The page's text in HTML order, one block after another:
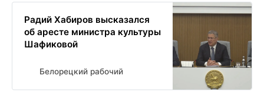
Радий Хабиров высказался
об аресте министра культуры
Шафиковой
Белорецкий рабочий